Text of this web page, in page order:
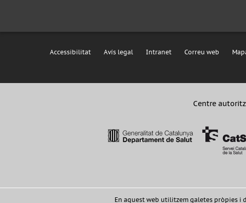
Accessibilitat Avís legal Intranet Correu web
Centre
En aquest web utilitzem galetes pròpies i